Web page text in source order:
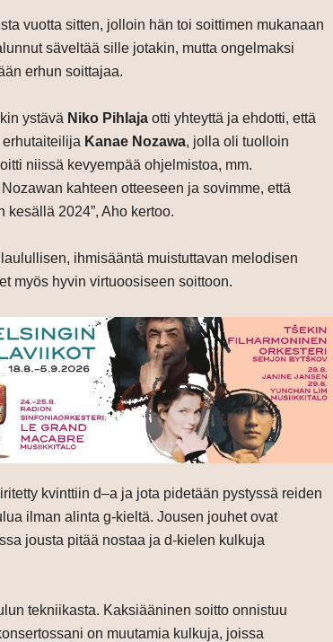
vuotta sitten, jolloin hän toi soittimen mukanaan
säveltää sille jotakin, mutta ongelmaksi
erhun soittajaa.
ystävä Niko Pihlaja otti yhteyttä ja ehdotti, että
Kanae Nozawa, jolla oli tuolloin
niissä kevyempää ohjelmistoa, mm.
kahteen otteeseen ja sovimme, että
2024”, Aho kertoo.
ihmisääntä muistuttavan melodisen
myös hyvin virtuoosiseen soittoon.
kvinttiin d–a ja jota pidetään pystyssä reiden
ilman alinta g-kieltä. Jousen jouhet ovat
jousta pitää nostaa ja d-kielen kulkuja
tekniikasta. Kaksiääninen soitto onnistuu
on muutamia kulkuja, joissa